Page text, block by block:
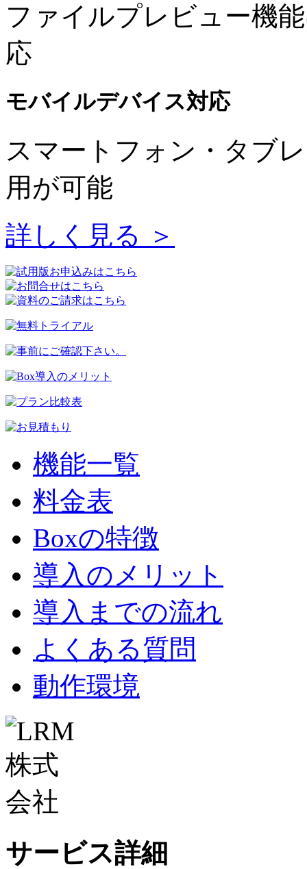
ファイルプレビュー機
応
モバイルデバイス対応
スマートフォン・タブ
用が可能
詳しく見る ＞
機能一覧
料金表
Boxの特徴
導入のメリット
導入までの流れ
よくある質問
動作環境
サービス詳細